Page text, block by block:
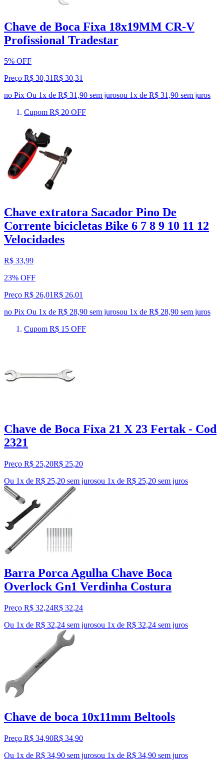
Chave de Boca Fixa 18x19MM CR-V
Profissional Tradestar
5% OFF
Preço R$ 30,31R$ 30,31
no Pix Ou 1x de R$ 31,90 sem jurosou 1x de R$ 31,90 sem juros
Cupom R$ 20 OFF
Chave extratora Sacador Pino De
Corrente bicicletas Bike 6 7 8 9 10 11 12
Velocidades
R$ 33,99
23% OFF
Preço R$ 26,01R$ 26,01
no Pix Ou 1x de R$ 28,90 sem jurosou 1x de R$ 28,90 sem juros
Cupom R$ 15 OFF
Chave de Boca Fixa 21 X 23 Fertak - Cod
2321
Preço R$ 25,20R$ 25,20
Ou 1x de R$ 25,20 sem jurosou 1x de R$ 25,20 sem juros
Barra Porca Agulha Chave Boca
Overlock Gn1 Verdinha Costura
Preço R$ 32,24R$ 32,24
Ou 1x de R$ 32,24 sem jurosou 1x de R$ 32,24 sem juros
Chave de boca 10x11mm Beltools
Preço R$ 34,90R$ 34,90
Ou 1x de R$ 34,90 sem jurosou 1x de R$ 34,90 sem juros